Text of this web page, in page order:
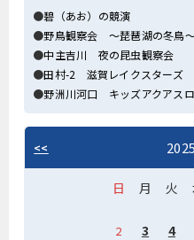
碧（あお）の競演
野鳥観察会 ～琵琶湖の冬鳥
中主吉川 夜の昆虫観察会
田村-2 滋賀レイクスターズ
野洲川河口 キッズアクアス
<<
日 月 火
2
3 4